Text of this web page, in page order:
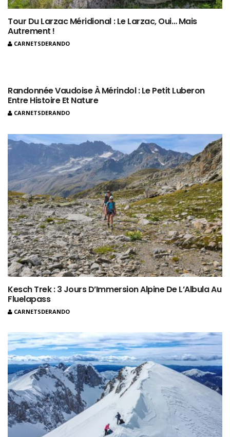
Tour Du Larzac Méridional : Le Larzac, Oui… Mais
Autrement !
CARNETSDERANDO
Randonnée Vaudoise À Mérindol : Le Petit Luberon
Entre Histoire Et Nature
CARNETSDERANDO
Kesch Trek : 3 Jours D’Immersion Alpine De L’Albula Au
Fluelapass
CARNETSDERANDO